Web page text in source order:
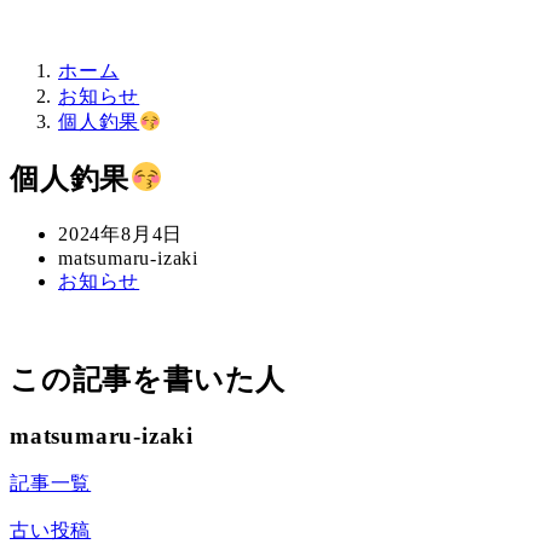
ホーム
お知らせ
個人釣果
個人釣果
投
稿
日
2024年8月4日
著
者
matsumaru-izaki
カ
ー
お知らせ
この記事を書いた人
matsumaru-izaki
記事一覧
古い投稿